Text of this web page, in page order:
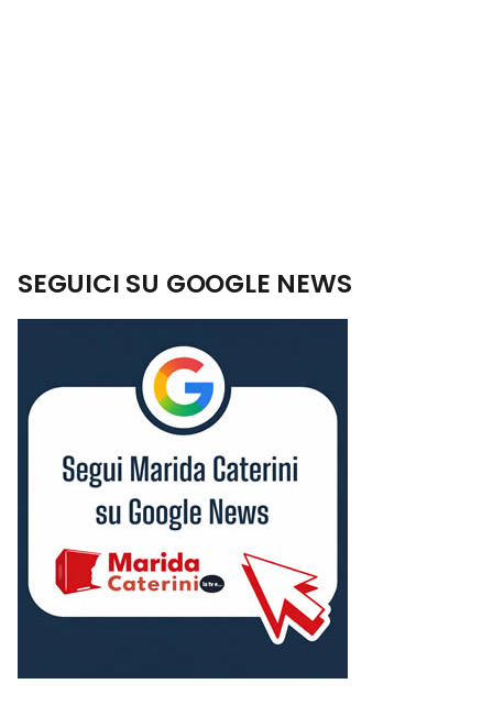
SEGUICI SU GOOGLE NEWS